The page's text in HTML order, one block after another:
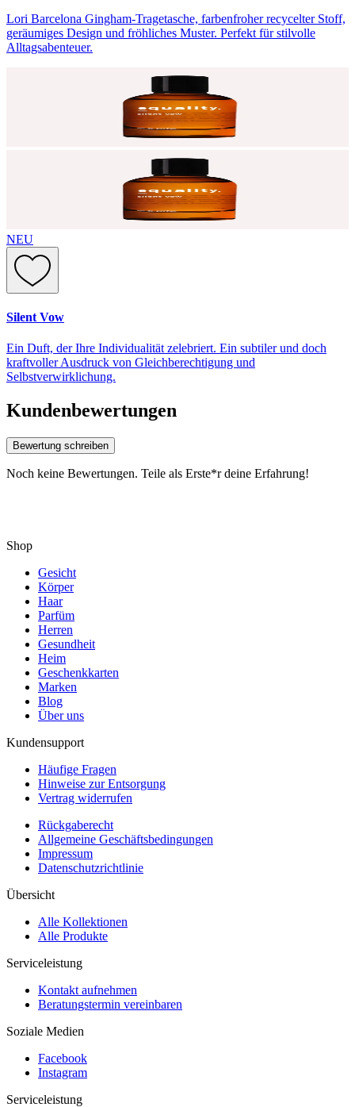
Lori Barcelona Gingham-Tragetasche, farbenfroher recycelter Stoff,
geräumiges Design und fröhliches Muster. Perfekt für stilvolle
Alltagsabenteuer.
NEU
Silent Vow
Ein Duft, der Ihre Individualität zelebriert. Ein subtiler und doch
kraftvoller Ausdruck von Gleichberechtigung und
Selbstverwirklichung.
Kundenbewertungen
Bewertung schreiben
Noch keine Bewertungen. Teile als Erste*r deine Erfahrung!
Shop
Gesicht
Körper
Haar
Parfüm
Herren
Gesundheit
Heim
Geschenkkarten
Marken
Blog
Über uns
Kundensupport
Häufige Fragen
Hinweise zur Entsorgung
Vertrag widerrufen
Rückgaberecht
Allgemeine Geschäftsbedingungen
Impressum
Datenschutzrichtlinie
Übersicht
Alle Kollektionen
Alle Produkte
Serviceleistung
Kontakt aufnehmen
Beratungstermin vereinbaren
Soziale Medien
Facebook
Instagram
Serviceleistung